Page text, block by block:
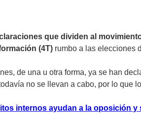
que dividen al
(4T) rumbo a las elecciones
de una u otra forma, ya se han
no se llevan a cabo, por lo que
internos ayudan a la oposición